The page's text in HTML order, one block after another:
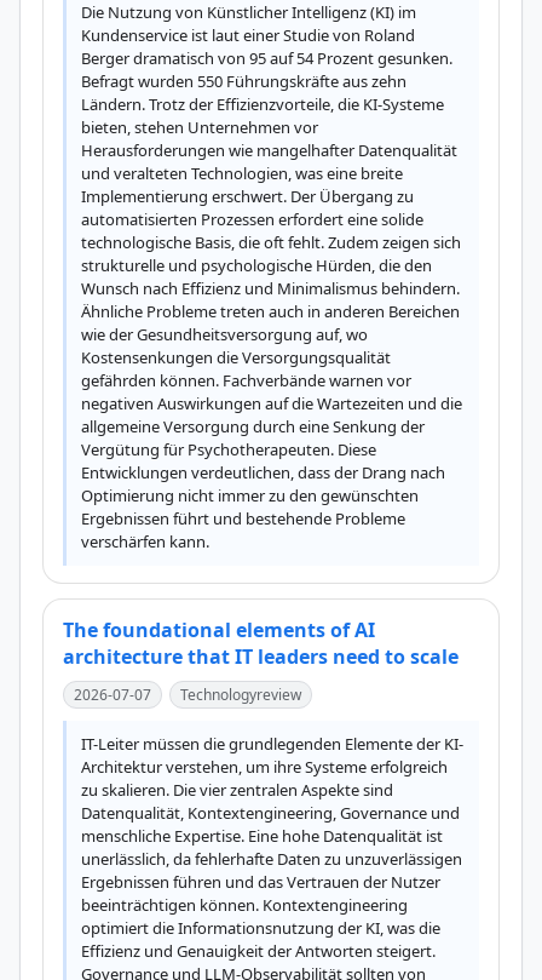
Die Nutzung von Künstlicher Intelligenz (KI) im
Kundenservice ist laut einer Studie von Roland
Berger dramatisch von 95 auf 54 Prozent gesunken.
Befragt wurden 550 Führungskräfte aus zehn
Ländern. Trotz der Effizienzvorteile, die KI-Systeme
bieten, stehen Unternehmen vor
Herausforderungen wie mangelhafter Datenqualität
und veralteten Technologien, was eine breite
Implementierung erschwert. Der Übergang zu
automatisierten Prozessen erfordert eine solide
technologische Basis, die oft fehlt. Zudem zeigen sich
strukturelle und psychologische Hürden, die den
Wunsch nach Effizienz und Minimalismus behindern.
Ähnliche Probleme treten auch in anderen Bereichen
wie der Gesundheitsversorgung auf, wo
Kostensenkungen die Versorgungsqualität
gefährden können. Fachverbände warnen vor
negativen Auswirkungen auf die Wartezeiten und die
allgemeine Versorgung durch eine Senkung der
Vergütung für Psychotherapeuten. Diese
Entwicklungen verdeutlichen, dass der Drang nach
Optimierung nicht immer zu den gewünschten
Ergebnissen führt und bestehende Probleme
verschärfen kann.
The foundational elements of AI
architecture that IT leaders need to scale
2026-07-07 Technologyreview
IT-Leiter müssen die grundlegenden Elemente der KI-
Architektur verstehen, um ihre Systeme erfolgreich
zu skalieren. Die vier zentralen Aspekte sind
Datenqualität, Kontextengineering, Governance und
menschliche Expertise. Eine hohe Datenqualität ist
unerlässlich, da fehlerhafte Daten zu unzuverlässigen
Ergebnissen führen und das Vertrauen der Nutzer
beeinträchtigen können. Kontextengineering
optimiert die Informationsnutzung der KI, was die
Effizienz und Genauigkeit der Antworten steigert.
Governance und LLM-Observabilität sollten von